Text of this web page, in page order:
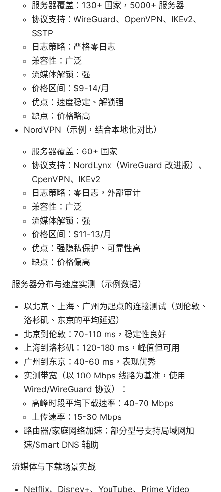
服务器覆盖：130+ 国家，5000+ 服务器
协议支持：WireGuard、OpenVPN、IKEv2、
SSTP
日志策略：严格零日志
兼容性：广泛
流媒体解锁：强
价格区间：$9-14/月
优点：速度稳定、解锁强
缺点：价格略高
NordVPN（示例，结合本地化对比）
服务器覆盖：60+ 国家
协议支持：NordLynx（WireGuard 改进版）、
OpenVPN、IKEv2
日志策略：零日志，外部审计
兼容性：广泛
流媒体解锁：强
价格区间：$11-13/月
优点：强隐私保护、可靠性高
缺点：价格偏高
服务器分布与速度实测（示例数据）
以北京、上海、广州为起点的连接测试（到伦敦、
洛杉矶、东京的平均延迟）
北京到伦敦：70-110 ms，稳定性良好
上海到洛杉矶：120-180 ms，峰值但可用
广州到东京：40-60 ms，表现优秀
实测带宽（以 100 Mbps 线路为基准，使用
Wired/WireGuard 协议）：
高峰时段平均下载速率：40-70 Mbps
上传速率：15-30 Mbps
路由器/家庭网络加速：部分型号支持局域网加
速/Smart DNS 辅助
流媒体与下载场景实战
Netflix、Disney+、YouTube、Prime Video